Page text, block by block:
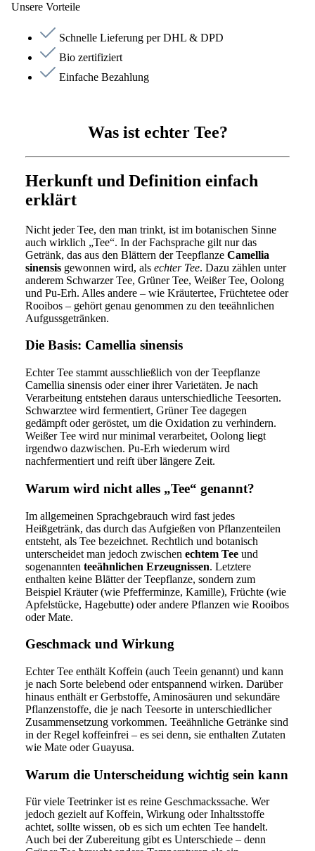
Unsere Vorteile
Schnelle Lieferung per DHL & DPD
Bio zertifiziert
Einfache Bezahlung
Was ist echter Tee?
Herkunft und Definition einfach
erklärt
Nicht jeder Tee, den man trinkt, ist im botanischen Sinne
auch wirklich „Tee“. In der Fachsprache gilt nur das
Getränk, das aus den Blättern der Teepflanze Camellia
sinensis gewonnen wird, als echter Tee. Dazu zählen unter
anderem Schwarzer Tee, Grüner Tee, Weißer Tee, Oolong
und Pu-Erh. Alles andere – wie Kräutertee, Früchtetee oder
Rooibos – gehört genau genommen zu den teeähnlichen
Aufgussgetränken.
Die Basis: Camellia sinensis
Echter Tee stammt ausschließlich von der Teepflanze
Camellia sinensis oder einer ihrer Varietäten. Je nach
Verarbeitung entstehen daraus unterschiedliche Teesorten.
Schwarztee wird fermentiert, Grüner Tee dagegen
gedämpft oder geröstet, um die Oxidation zu verhindern.
Weißer Tee wird nur minimal verarbeitet, Oolong liegt
irgendwo dazwischen. Pu-Erh wiederum wird
nachfermentiert und reift über längere Zeit.
Warum wird nicht alles „Tee“ genannt?
Im allgemeinen Sprachgebrauch wird fast jedes
Heißgetränk, das durch das Aufgießen von Pflanzenteilen
entsteht, als Tee bezeichnet. Rechtlich und botanisch
unterscheidet man jedoch zwischen echtem Tee und
sogenannten teeähnlichen Erzeugnissen. Letztere
enthalten keine Blätter der Teepflanze, sondern zum
Beispiel Kräuter (wie Pfefferminze, Kamille), Früchte (wie
Apfelstücke, Hagebutte) oder andere Pflanzen wie Rooibos
oder Mate.
Geschmack und Wirkung
Echter Tee enthält Koffein (auch Teein genannt) und kann
je nach Sorte belebend oder entspannend wirken. Darüber
hinaus enthält er Gerbstoffe, Aminosäuren und sekundäre
Pflanzenstoffe, die je nach Teesorte in unterschiedlicher
Zusammensetzung vorkommen. Teeähnliche Getränke sind
in der Regel koffeinfrei – es sei denn, sie enthalten Zutaten
wie Mate oder Guayusa.
Warum die Unterscheidung wichtig sein kann
Für viele Teetrinker ist es reine Geschmackssache. Wer
jedoch gezielt auf Koffein, Wirkung oder Inhaltsstoffe
achtet, sollte wissen, ob es sich um echten Tee handelt.
Auch bei der Zubereitung gibt es Unterschiede – denn